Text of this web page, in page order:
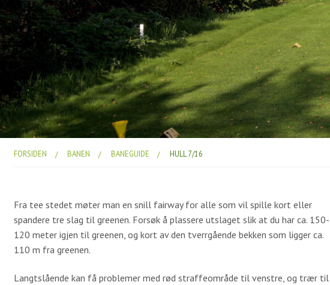
FORSIDEN BANEN BANEGUIDE HULL 7/16
Fra tee stedet møter man en snill fairway for alle som vil spille kort eller
spandere tre slag til greenen. Forsøk å plassere utslaget slik at du har ca. 150-
120 meter igjen til greenen, og kort av den tverrgående bekken som ligger ca.
110 m fra greenen.
Langtslående kan få problemer med rød straffeområde til venstre, og trær til